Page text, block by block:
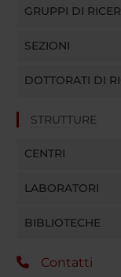
GRUPPI DI
SEZIONI
DOTTORATI DI
STRUTTURE
CENTRI
LABORATORI
BIBLIOTECHE
Contatti